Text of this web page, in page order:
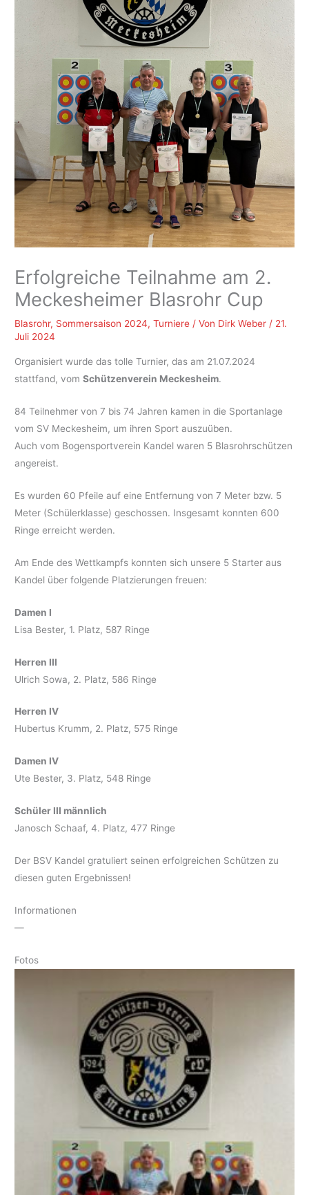
Erfolgreiche Teilnahme am 2.
Meckesheimer Blasrohr Cup
Blasrohr, Sommersaison 2024,Turniere / Von Dirk Weber/ 21.
Juli 2024
Organisiert wurde das tolle Turnier, das am 21.07.2024
stattfand, vomSchützenverein Meckesheim.
84 Teilnehmer von 7 bis 74 Jahren kamen in die Sportanlage
vom SV Meckesheim, um ihren Sport auszuüben.
Auch vom Bogensportverein Kandel waren 5 Blasrohrschützen
angereist.
Es wurden 60 Pfeile auf eine Entfernung von 7 Meter bzw. 5
Meter (Schülerklasse) geschossen. Insgesamt konnten 600
Ringe erreicht werden.
Am Ende des Wettkampfs konnten sich unsere 5 Starter aus
Kandel über folgende Platzierungen freuen:
Damen I
Lisa Bester, 1. Platz, 587 Ringe
Herren III
Ulrich Sowa, 2. Platz, 586 Ringe
Herren IV
Hubertus Krumm, 2. Platz, 575 Ringe
Damen IV
Ute Bester, 3. Platz, 548 Ringe
Schüler III männlich
Janosch Schaaf, 4. Platz, 477 Ringe
Der BSV Kandel gratuliert seinen erfolgreichen Schützen zu
diesen guten Ergebnissen!
Informationen
—
Fotos